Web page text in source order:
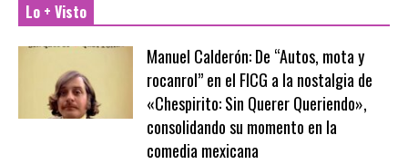
Lo + Visto
Manuel Calderón: De “Autos, mota y
rocanrol” en el FICG a la nostalgia de
«Chespirito: Sin Querer Queriendo»,
consolidando su momento en la
comedia mexicana